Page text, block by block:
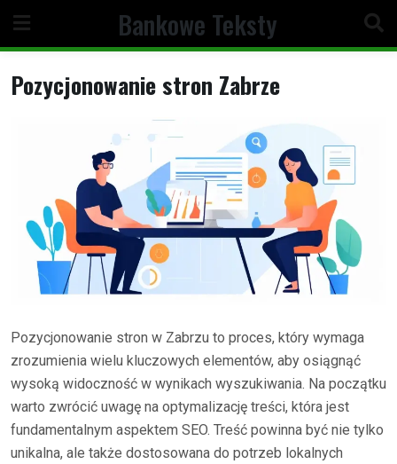
content
Bankowe Teksty
Pozycjonowanie stron Zabrze
Pozycjonowanie stron w Zabrzu to proces, który wymaga
zrozumienia wielu kluczowych elementów, aby osiągnąć
wysoką widoczność w wynikach wyszukiwania. Na początku
warto zwrócić uwagę na optymalizację treści, która jest
fundamentalnym aspektem SEO. Treść powinna być nie tylko
unikalna, ale także dostosowana do potrzeb lokalnych